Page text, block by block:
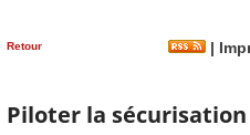
Retour |
Piloter la